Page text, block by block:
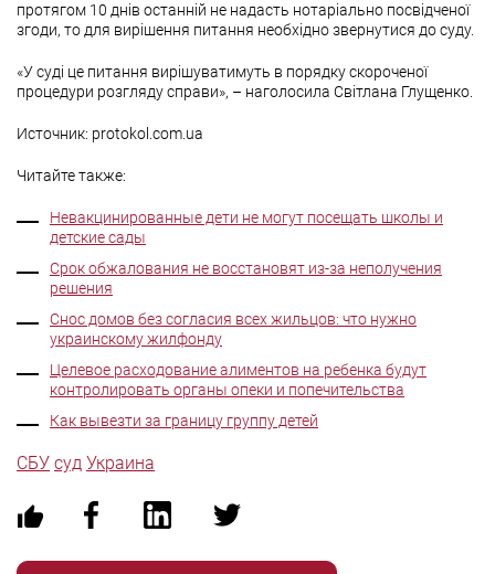
протягом 10 днів останній не надасть нотаріально посвідченої
згоди, то для вирішення питання необхідно звернутися до суду.
«У суді це питання вирішуватимуть в порядку скороченої
процедури розгляду справи», – наголосила Світлана Глущенко.
Источник: protokol.com.ua
Читайте также:
Невакцинированные дети не могут посещать школы и
детские сады
Срок обжалования не восстановят из-за неполучения
решения
Снос домов без согласия всех жильцов: что нужно
украинскому жилфонду
Целевое расходование алиментов на ребенка будут
контролировать органы опеки и попечительства
Как вывезти за границу группу детей
СБУ суд Украина